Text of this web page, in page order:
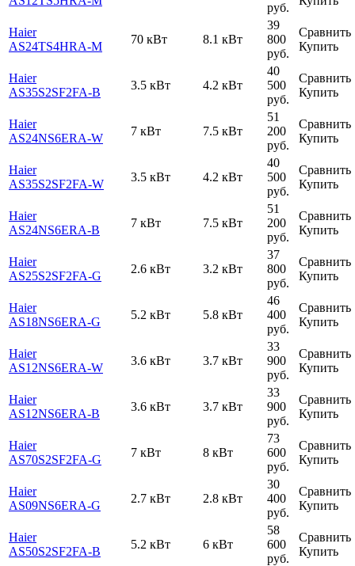
руб.
Haier
AS24TS4HRA-M
70 кВт 8.1 кВт
39
800
руб.
Сравнить
Купить
Haier
AS35S2SF2FA-B
3.5 кВт 4.2 кВт
40
500
руб.
Сравнить
Купить
Haier
AS24NS6ERA-W
7 кВт 7.5 кВт
51
200
руб.
Сравнить
Купить
Haier
AS35S2SF2FA-W
3.5 кВт 4.2 кВт
40
500
руб.
Сравнить
Купить
Haier
AS24NS6ERA-B
7 кВт 7.5 кВт
51
200
руб.
Сравнить
Купить
Haier
AS25S2SF2FA-G
2.6 кВт 3.2 кВт
37
800
руб.
Сравнить
Купить
Haier
AS18NS6ERA-G
5.2 кВт 5.8 кВт
46
400
руб.
Сравнить
Купить
Haier
AS12NS6ERA-W
3.6 кВт 3.7 кВт
33
900
руб.
Сравнить
Купить
Haier
AS12NS6ERA-B
3.6 кВт 3.7 кВт
33
900
руб.
Сравнить
Купить
Haier
AS70S2SF2FA-G
7 кВт 8 кВт
73
600
руб.
Сравнить
Купить
Haier
AS09NS6ERA-G
2.7 кВт 2.8 кВт
30
400
руб.
Сравнить
Купить
Haier
AS50S2SF2FA-B
5.2 кВт 6 кВт
58
600
руб.
Сравнить
Купить